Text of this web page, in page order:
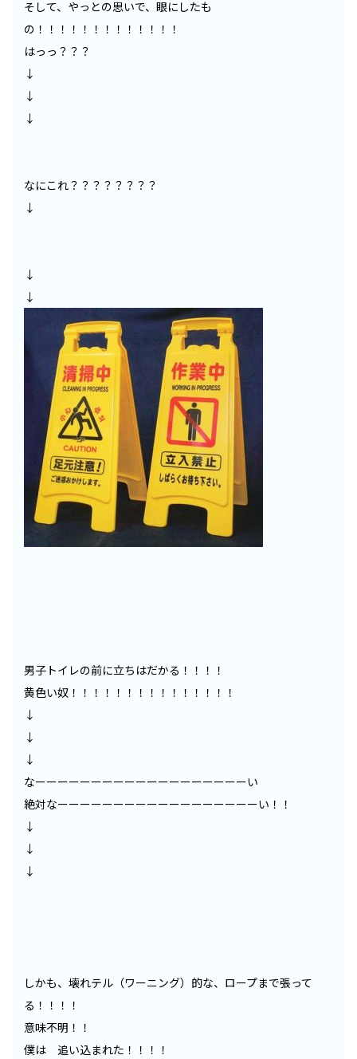
そして、やっとの思いで、眼にしたも
の！！！！！！！！！！！！！
はっっ？？？
↓
↓
↓
なにこれ？？？？？？？？
↓
↓
↓
男子トイレの前に立ちはだかる！！！！
黄色い奴！！！！！！！！！！！！！！！
↓
↓
↓
なーーーーーーーーーーーーーーーーーーーい
絶対なーーーーーーーーーーーーーーーーーーい！！
↓
↓
↓
しかも、壊れテル（ワーニング）的な、ロープまで張って
る！！！！
意味不明！！
僕は 追い込まれた！！！！